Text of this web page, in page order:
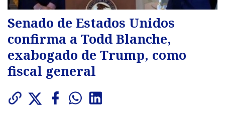
Senado de Estados Unidos
confirma a Todd Blanche,
exabogado de Trump, como
fiscal general